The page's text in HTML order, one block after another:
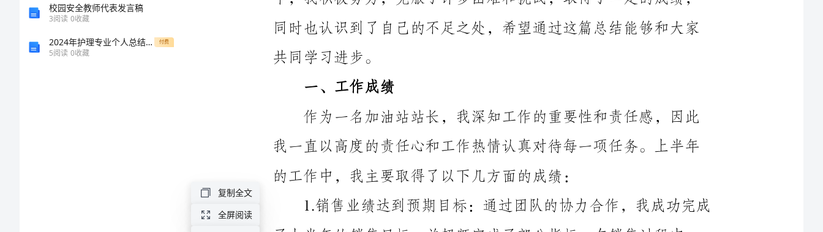
校园安全教师代表发言稿
3阅读 0收藏
2024年护理专业个人总结范文 付费
5阅读 0收藏
解决方案，取得了客户的高度认可和好评。
2.团队建设取得进展：我注重团队的建设和发展，在过去的半
一、工作成绩
作为一名加油站站长，我深知工作的重要性和责任感，因此
了上半年的销售目标，并超额完成了部分指标。在销售过程中，
我注重与客户的沟通和服务，针对客户的需求提出合适的产品和
复制全文
全屏阅读